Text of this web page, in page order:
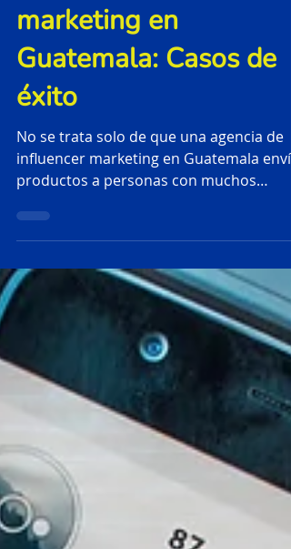
16 abr 2025 6 min de lectura
ESTRATEGIAS DIGITALES
Agencia de influencer
marketing en
Guatemala: Casos de
éxito
No se trata solo de que una agencia de
influencer marketing en Guatemala envíe
productos a personas con muchos
seguidores, sino de construir estrategias
que generen resultados concretos:
posicionamiento de marca hasta
lanzamientos exitosos en varios países
la región. En WOW Marketing Digital,
hemos liderado campañas de influencer
marketing en Guatemala y
que han superado expectativas. En este
artículo, te compartimos algunos de
nuestros casos de éxito.